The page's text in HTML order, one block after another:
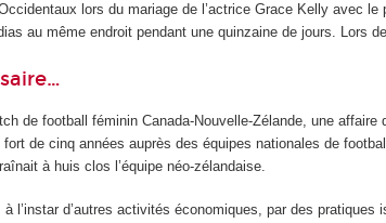
lors du mariage de l’actrice Grace Kelly avec
au même endroit pendant une quinzaine de jours.
de football féminin Canada-Nouvelle-Zélande, une
, fort de cinq années auprès des équipes nationales de
à huis clos l’équipe néo-zélandaise.
l’instar d’autres activités économiques, par des